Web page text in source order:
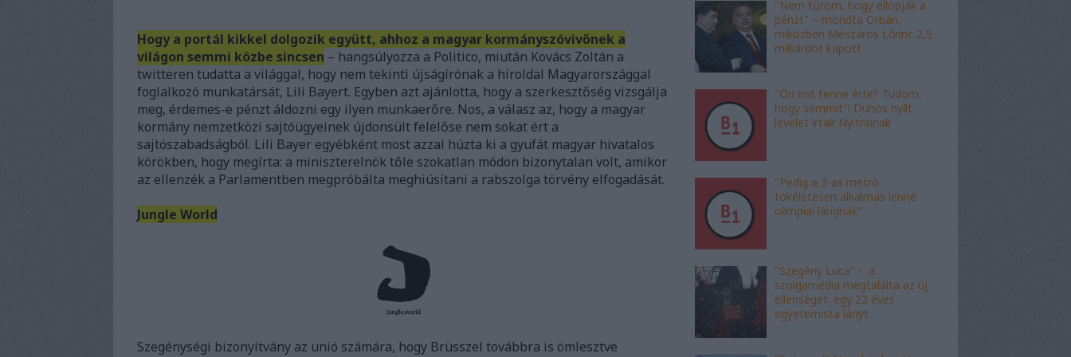
Hogy a portál kikkel dolgozik együtt, ahhoz a magyar kormányszóvivőnek a
világon semmi közbe sincsen – hangsúlyozza a Politico, miután Kovács Zoltán a
twitteren tudatta a világgal, hogy nem tekinti újságírónak a híroldal Magyarországgal
foglalkozó munkatársát, Lili Bayert. Egyben azt ajánlotta, hogy a szerkesztőség vizsgálja
meg, érdemes-e pénzt áldozni egy ilyen munkaerőre. Nos, a válasz az, hogy a magyar
kormány nemzetközi sajtóügyeinek újdonsült felelőse nem sokat ért a
sajtószabadságból. Lili Bayer egyébként most azzal húzta ki a gyufát magyar hivatalos
körökben, hogy megírta: a miniszterelnök tőle szokatlan módon bizonytalan volt, amikor
az ellenzék a Parlamentben megpróbálta meghiúsítani a rabszolga törvény elfogadását.
Jungle World
Szegénységi bizonyítvány az unió számára, hogy Brüsszel továbbra is ömlesztve
"Nem tűröm, hogy ellopják a
pénzt" – mondta Orbán,
miközben Mészáros Lőrinc 2,5
milliárdot kapott
"Ön mit tenne érte? Tudom,
hogy semmit"! Dühös nyílt
levelet írtak Nyitrainak
"Pedig a 3-as metró
tökéletesen alkalmas lenne
olimpiai lángnak"
"Szegény Luca" - a
szolgamédia megtalálta az új
ellenséget: egy 22 éves
egyetemista lányt